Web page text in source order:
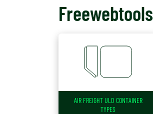
Freewebtools
AIR FREIGHT ULD CONTAINER
TYPES